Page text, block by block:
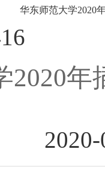
华东师范大学2020
2020